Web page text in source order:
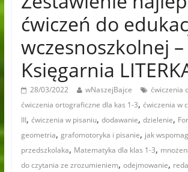
ćwiczeń do
wczesnoszkolnej –
Księgarnia
28/03/2022 wNaszejBajce ćwiczenia
ćwiczenia ortograficzne dla kas 1-3, ćwiczenia w
III, ćwiczenia w pisaniu, dodawanie, dzielenie,
geometria, grafomotoryka i pisanie, jak
przedszkolaka, Matematyka dla klas 1-3,
do czytania ze zrozumieniem, odejmowanie,